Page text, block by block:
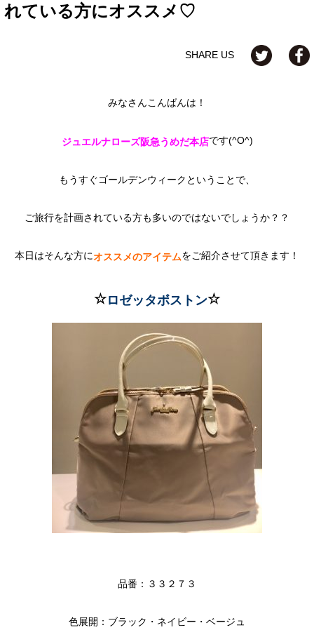
れている方にオススメ♡
SHARE US
みなさんこんばんは！
ジュエルナローズ阪急うめだ本店です(^O^)
もうすぐゴールデンウィークということで、
ご旅行を計画されている方も多いのではないでしょうか？？
本日はそんな方にオススメのアイテムをご紹介させて頂きます！
☆ロゼッタボストン☆
品番：３３２７３
色展開：ブラック・ネイビー・ベージュ